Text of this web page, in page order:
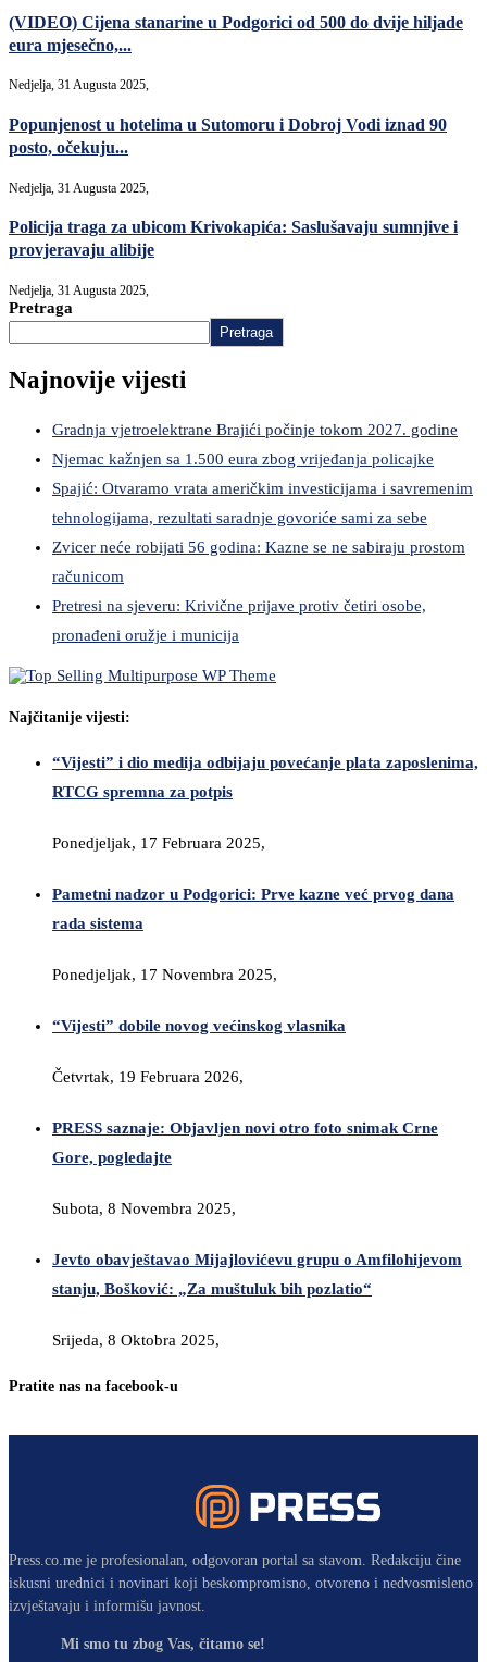
(VIDEO) Cijena stanarine u Podgorici od 500 do dvije hiljade
eura mjesečno,...
Nedjelja, 31 Augusta 2025,
Popunjenost u hotelima u Sutomoru i Dobroj Vodi iznad 90
posto, očekuju...
Nedjelja, 31 Augusta 2025,
Policija traga za ubicom Krivokapića: Saslušavaju sumnjive i
provjeravaju alibije
Nedjelja, 31 Augusta 2025,
Pretraga
Pretraga
Najnovije vijesti
Gradnja vjetroelektrane Brajići počinje tokom 2027. godine
Njemac kažnjen sa 1.500 eura zbog vrijeđanja policajke
Spajić: Otvaramo vrata američkim investicijama i savremenim
tehnologijama, rezultati saradnje govoriće sami za sebe
Zvicer neće robijati 56 godina: Kazne se ne sabiraju prostom
računicom
Pretresi na sjeveru: Krivične prijave protiv četiri osobe,
pronađeni oružje i municija
Najčitanije vijesti:
“Vijesti” i dio medija odbijaju povećanje plata zaposlenima,
RTCG spremna za potpis
Ponedjeljak, 17 Februara 2025,
Pametni nadzor u Podgorici: Prve kazne već prvog dana
rada sistema
Ponedjeljak, 17 Novembra 2025,
“Vijesti” dobile novog većinskog vlasnika
Četvrtak, 19 Februara 2026,
PRESS saznaje: Objavljen novi otro foto snimak Crne
Gore, pogledajte
Subota, 8 Novembra 2025,
Jevto obavještavao Mijajlovićevu grupu o Amfilohijevom
stanju, Bošković: „Za muštuluk bih pozlatio“
Srijeda, 8 Oktobra 2025,
Pratite nas na facebook-u
Press.co.me je profesionalan, odgovoran portal sa stavom. Redakciju čine
iskusni urednici i novinari koji beskompromisno, otvoreno i nedvosmisleno
izvještavaju i informišu javnost.
Mi smo tu zbog Vas, čitamo se!